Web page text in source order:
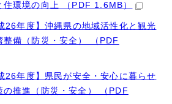
住環境の向上 （PDF 1.6MB）
26年度】沖縄県の地域活性化と観光
整備（防災・安全） （PDF
26年度】県民が安全・安心に暮らせ
の推進（防災・安全） （PDF